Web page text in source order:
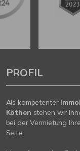
PROFIL
Als kompetenter
Köthen stehen wir
bei der Vermietung
Seite.